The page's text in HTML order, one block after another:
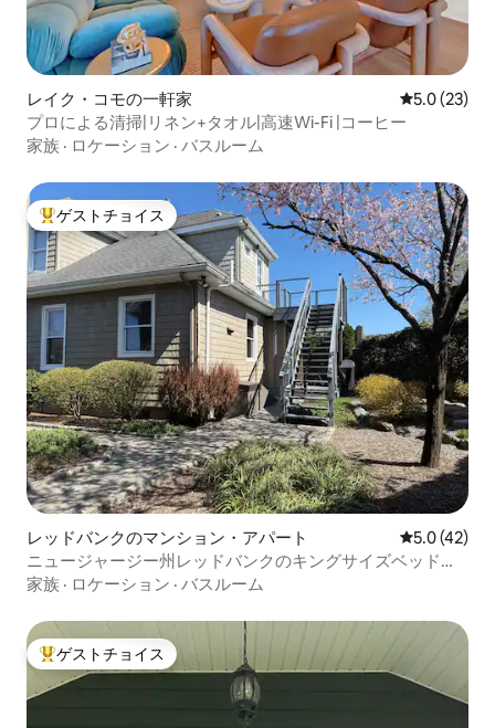
レイク・コモの一軒家 レビュー23
5.0 (23)
プロによる清掃|リネン+タオル|高速Wi-Fi |コーヒー
家族 · ロケーション · バスルーム
大好評のゲストチョイスです。
ゲストチョイス
レッドバンクのマンション・アパート レビュー42
5.0 (42)
ニュージャージー州レッドバンクのキングサイズベッドと
在宅勤務スペース
家族 · ロケーション · バスルーム
大好評のゲストチョイスです。
ゲストチョイス